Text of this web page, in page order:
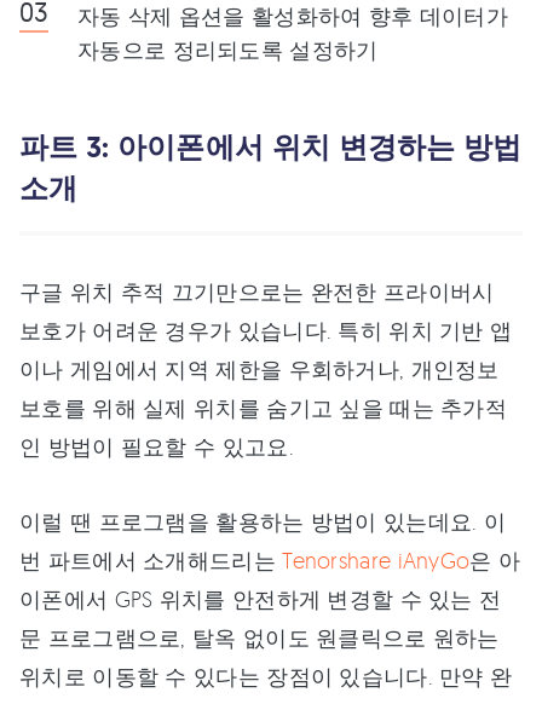
자동 삭제 옵션을 활성화하여 향후 데이터가
자동으로 정리되도록 설정하기
파트 3: 아이폰에서 위치 변경하는 방법
소개
구글 위치 추적 끄기만으로는 완전한 프라이버시
보호가 어려운 경우가 있습니다. 특히 위치 기반 앱
이나 게임에서 지역 제한을 우회하거나, 개인정보
보호를 위해 실제 위치를 숨기고 싶을 때는 추가적
인 방법이 필요할 수 있고요.
이럴 땐 프로그램을 활용하는 방법이 있는데요. 이
번 파트에서 소개해드리는Tenorshare iAnyGo은 아
이폰에서 GPS 위치를 안전하게 변경할 수 있는 전
문 프로그램으로, 탈옥 없이도 원클릭으로 원하는
위치로 이동할 수 있다는 장점이 있습니다. 만약 완